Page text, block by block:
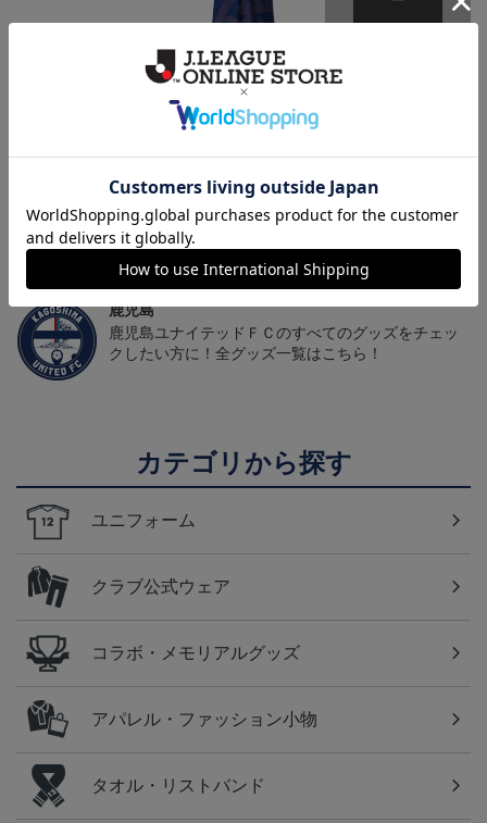
鹿児島ユナイテッドFC
バクーダ タオルマフラ
26/27オーセンティックユ
ニフォーム（FP1st）
13,200円～17,600円
バクーダ Tシャツ BLACK
4,950円
鹿児島
躍動感あふれる「ゆないくー」など、多彩なデザイ
ンのキーホルダーはこちらから
鹿児島
鹿児島ユナイテッドＦＣのすべてのグッズをチェッ
クしたい方に！全グッズ一覧はこちら！
カテゴリから探す
ユニフォーム
クラブ公式ウェア
コラボ・メモリアルグッズ
アパレル・ファッション小物
タオル・リストバンド